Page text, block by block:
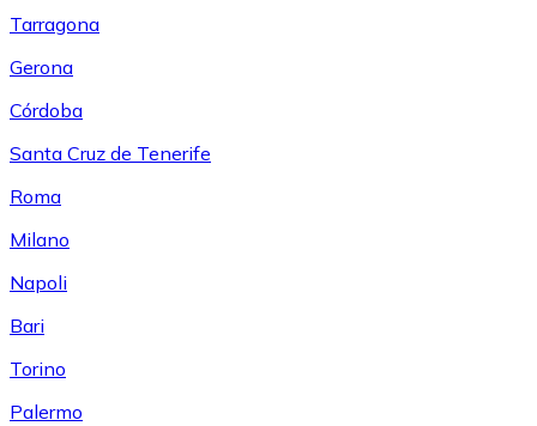
Tarragona
Gerona
Córdoba
Santa Cruz de Tenerife
Roma
Milano
Napoli
Bari
Torino
Palermo